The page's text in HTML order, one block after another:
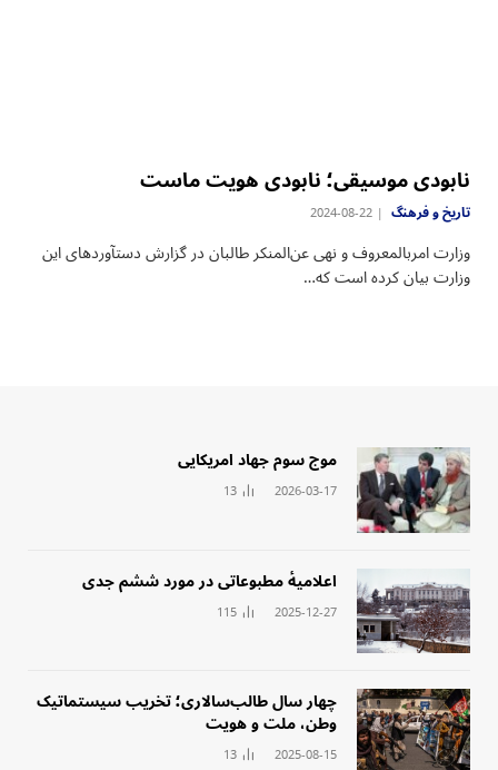
نابودی موسیقی؛ نابودی هویت ماست
تاریخ و فرهنگ 2024-08-22
وزارت امربالمعروف و نهی عن‌المنکر طالبان در گزارش دستآوردهای این
وزارت بیان کرده است که…
‏موج سوم جهاد امریکایی
2026-03-17
13
‏اعلامیهٔ مطبوعاتی در مورد ششم جدی
2025-12-27
115
چهار سال طالب‌سالاری؛ تخریب سیستماتیک
وطن، ملت و هویت
2025-08-15
13